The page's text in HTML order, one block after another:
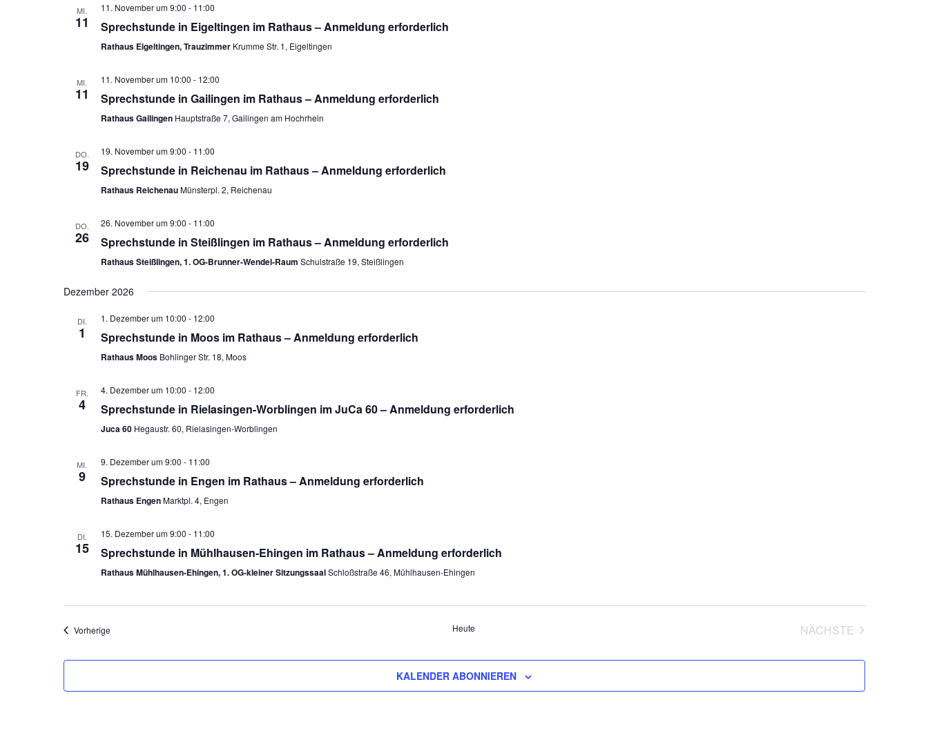
MI.
11
11. November um 9:00 - 11:00
Sprechstunde in Eigeltingen im Rathaus – Anmeldung erforderlich
Rathaus Eigeltingen, Trauzimmer Krumme Str. 1, Eigeltingen
MI.
11
11. November um 10:00 - 12:00
Sprechstunde in Gailingen im Rathaus – Anmeldung erforderlich
Rathaus Gailingen Hauptstraße 7, Gailingen am Hochrhein
DO.
19
19. November um 9:00 - 11:00
Sprechstunde in Reichenau im Rathaus – Anmeldung erforderlich
Rathaus ReichenauMünsterpl. 2, Reichenau
DO.
26
26. November um 9:00 - 11:00
Sprechstunde in Steißlingen im Rathaus – Anmeldung erforderlich
Rathaus Steißlingen, 1. OG-Brunner-Wendel-Raum Schulstraße 19, Steißlingen
Dezember 2026
DI.
1
1. Dezember um 10:00 - 12:00
Sprechstunde in Moos im Rathaus – Anmeldung erforderlich
Rathaus Moos Bohlinger Str. 18, Moos
FR.
4
4. Dezember um 10:00 - 12:00
Sprechstunde in Rielasingen-Worblingen im JuCa 60 – Anmeldung erforderlich
Juca 60 Hegaustr. 60, Rielasingen-Worblingen
MI.
9
9. Dezember um 9:00 - 11:00
Sprechstunde in Engen im Rathaus – Anmeldung erforderlich
Rathaus EngenMarktpl. 4, Engen
DI.
15
15. Dezember um 9:00 - 11:00
Sprechstunde in Mühlhausen-Ehingen im Rathaus – Anmeldung erforderlich
Rathaus Mühlhausen-Ehingen, 1. OG-kleiner SitzungssaalSchloßstraße 46, Mühlhausen-Ehingen
VorherigeVeranstaltungen Heute
NÄCHSTE
KALENDER ABONNIEREN